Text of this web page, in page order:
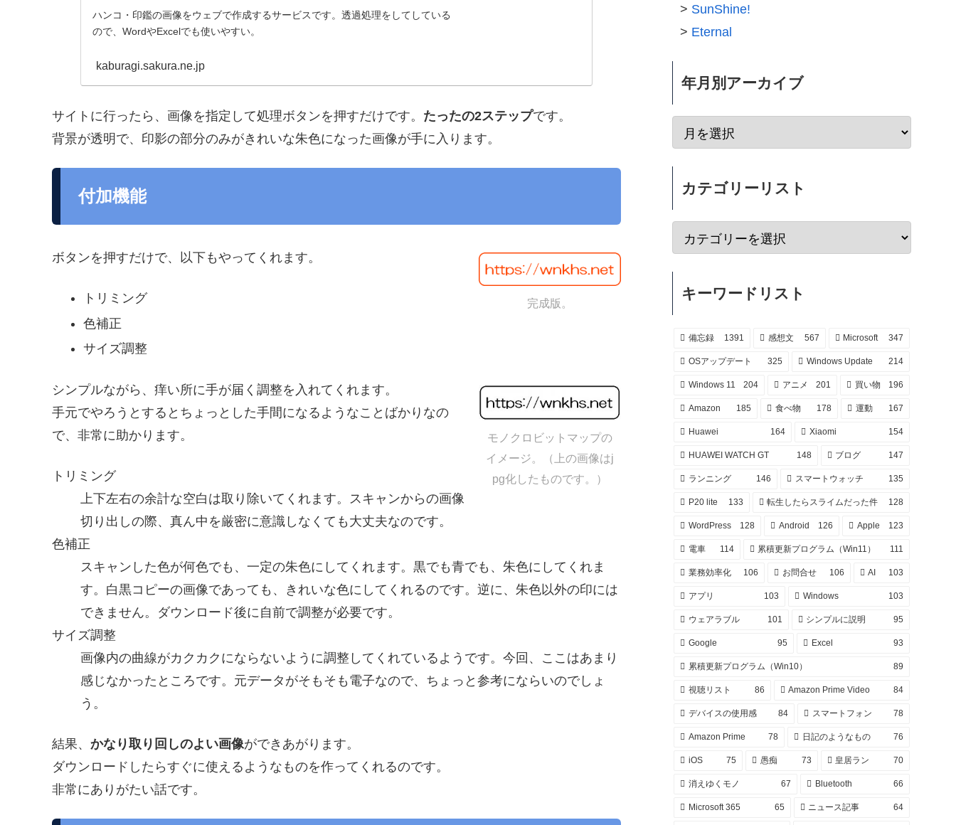
ハンコ・印鑑の画像をウェブで作成するサービスです。透過処理をしてしている
ので、WordやExcelでも使いやすい。
kaburagi.sakura.ne.jp
サイトに行ったら、画像を指定して処理ボタンを押すだけです。 たったの2ステップです。
背景が透明で、印影の部分のみがきれいな朱色になった画像が手に入ります。
付加機能
完成版。
ボタンを押すだけで、以下もやってくれます。
トリミング
色補正
サイズ調整
モノクロビットマップの
イメージ。（上の画像はj
pg化したものです。）
シンプルながら、痒い所に手が届く調整を入れてくれます。
手元でやろうとするとちょっとした手間になるようなことばかりなの
で、非常に助かります。
トリミング
上下左右の余計な空白は取り除いてくれます。スキャンからの画像
切り出しの際、真ん中を厳密に意識しなくても大丈夫なのです。
色補正
スキャンした色が何色でも、一定の朱色にしてくれます。黒でも青でも、朱色にしてくれま
す。白黒コピーの画像であっても、きれいな色にしてくれるのです。逆に、朱色以外の印には
できません。ダウンロード後に自前で調整が必要です。
サイズ調整
画像内の曲線がカクカクにならないように調整してくれているようです。今回、ここはあまり
感じなかったところです。元データがそもそも電子なので、ちょっと参考にならいのでしょ
う。
結果、 かなり取り回しのよい画像ができあがります。
ダウンロードしたらすぐに使えるようなものを作ってくれるのです。
非常にありがたい話です。
SunShine!
Eternal
年月別アーカイブ
カテゴリーリスト
キーワードリスト
備忘録 1391 感想文 567 Microsoft 347
OSアップデート 325 Windows Update 214
Windows 11 204 アニメ 201 買い物 196
Amazon 185 食べ物 178 運動 167
Huawei 164 Xiaomi 154
HUAWEI WATCH GT 148 ブログ 147
ランニング 146 スマートウォッチ 135
P20 lite 133 転生したらスライムだった件 128
WordPress 128 Android 126 Apple 123
電車 114 累積更新プログラム（Win11） 111
業務効率化 106 お問合せ 106 AI 103
アプリ 103 Windows 103
ウェアラブル 101 シンプルに説明 95
Google 95 Excel 93
累積更新プログラム（Win10） 89
視聴リスト 86 Amazon Prime Video 84
デバイスの使用感 84 スマートフォン 78
Amazon Prime 78 日記のようなもの 76
iOS 75 愚痴 73 皇居ラン 70
消えゆくモノ 67 Bluetooth 66
Microsoft 365 65 ニュース記事 64